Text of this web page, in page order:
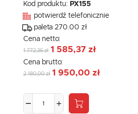
Kod produktu: PX155
potwierdź telefonicznie
paleta 270.00 zł
Cena netto:
1 772,36 zł 1 585,37 zł
Cena brutto:
2 180,00 zł 1 950,00 zł